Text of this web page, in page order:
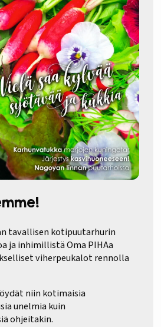
tavallisen kotipuutarhurin
ja inhimillistä Oma PIHAa
viherpeukalot rennolla
niin kotimaisia
unelmia kuin
ohjeitakin.